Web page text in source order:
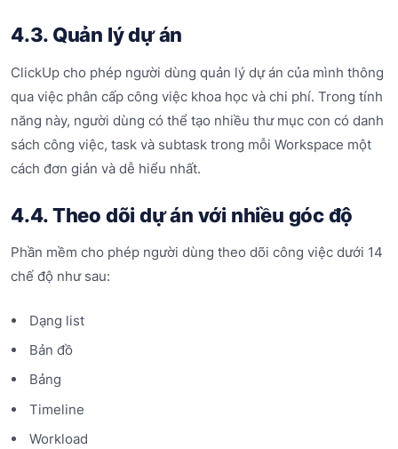
4.3. Quản lý dự án
ClickUp cho phép người dùng quản lý dự án của mình thông
qua việc phân cấp công việc khoa học và chi phí. Trong tính
năng này, người dùng có thể tạo nhiều thư mục con có danh
sách công việc, task và subtask trong mỗi Workspace một
cách đơn giản và dễ hiểu nhất.
4.4. Theo dõi dự án với nhiều góc độ
Phần mềm cho phép người dùng theo dõi công việc dưới 14
chế độ như sau:
Dạng list
Bản đồ
Bảng
Timeline
Workload